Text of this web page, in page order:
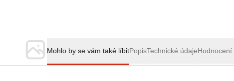
Mohlo by se vám také líbitPopisTechnické údajeHodnocení